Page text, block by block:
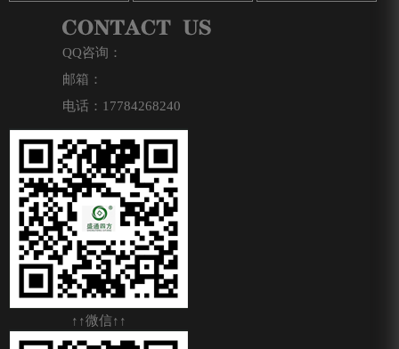
QQ咨询：
邮箱：
电话：17784268240
↑↑微信↑↑